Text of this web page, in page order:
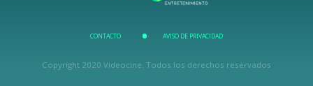
CONTACTO AVISO DE PRIVACIDAD
Copyright 2020 Videocine. Todos los derechos reservados